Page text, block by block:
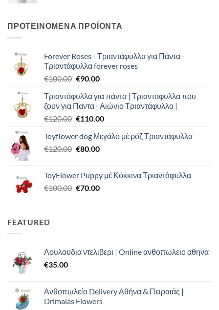
ΠΡΟΤΕΙΝΟΜΕΝΑ ΠΡΟΪΟΝΤΑ
Forever Roses - Τριαντάφυλλα για Πάντα -
Τριαντάφυλλα forever roses
€100.00 Original
was:
€100.00.
€90.00Η
τιμή
είναι:
€90.00.
Τριαντάφυλλα για πάντα | Τριανταφυλλα που
ζουν για Παντα | Αιώνιο Τριαντάφυλλο |
€120.00 Original
was:
€120.00.
€110.00Η
τιμή
Toyflower dog Μεγάλο μέ ρόζ Τριαντάφυλλα
€120.00 Original
€120.00.
€80.00Η
είναι:
€80.00.
ToyFlower Puppy μέ Κόκκινα Τριαντάφυλλα
€100.00 Original
€70.00Η
FEATURED
Λουλουδια ντελιβερι | Online ανθοπωλειο αθηνα
€35.00
Ανθοπωλείο Delivery Αθήνα & Πειραιάς |
Drimalas Flowers